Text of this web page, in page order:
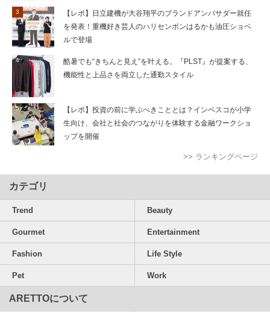
【レポ】日立建機が大谷翔平のブランドアンバサダー就任
を発表！重機好き芸人のハリセンボンはるかも油圧ショベ
ルで登場
酷暑でも“きちんと見え”を叶える。『PLST』が提案する、
機能性と上品さを両立した通勤スタイル
【レポ】投資の前に学ぶべきこととは？インベスコが小学
生向け、会社と社会のつながりを体験する金融ワークショ
ップを開催
>> ランキングページ
カテゴリ
Trend Beauty
Gourmet Entertainment
Fashion Life Style
Pet Work
ARETTOについて